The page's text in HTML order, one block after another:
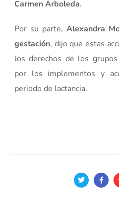
Carmen Arboleda.
Por su parte,Alexandra
gestación, dijo que estas
los derechos de los
por los implementos y
periodo de lactancia.